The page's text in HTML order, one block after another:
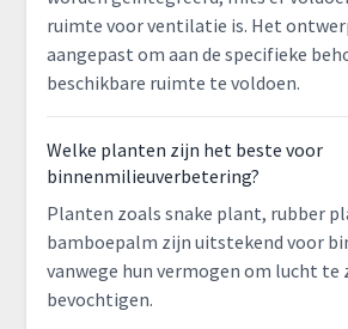
ruimte voor ventilatie is. Het
aangepast om aan de specifieke
beschikbare ruimte te voldoen.
Welke planten zijn het beste voor
binnenmilieuverbetering?
Planten zoals snake plant, rubber
bamboepalm zijn uitstekend voor
vanwege hun vermogen om lucht te
bevochtigen.